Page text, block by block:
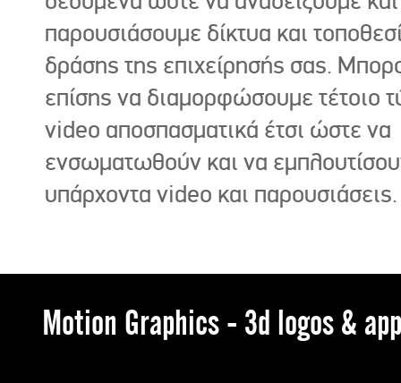
παρουσιάσουμε δίκτυα και
δράσης της επιχείρησής σας.
επίσης να διαμορφώσουμε τέτοιο
video αποσπασματικά έτσι ώστε να
ενσωματωθούν και να
υπάρχοντα video και παρουσιάσεις.
Motion Graphics - 3d logos &